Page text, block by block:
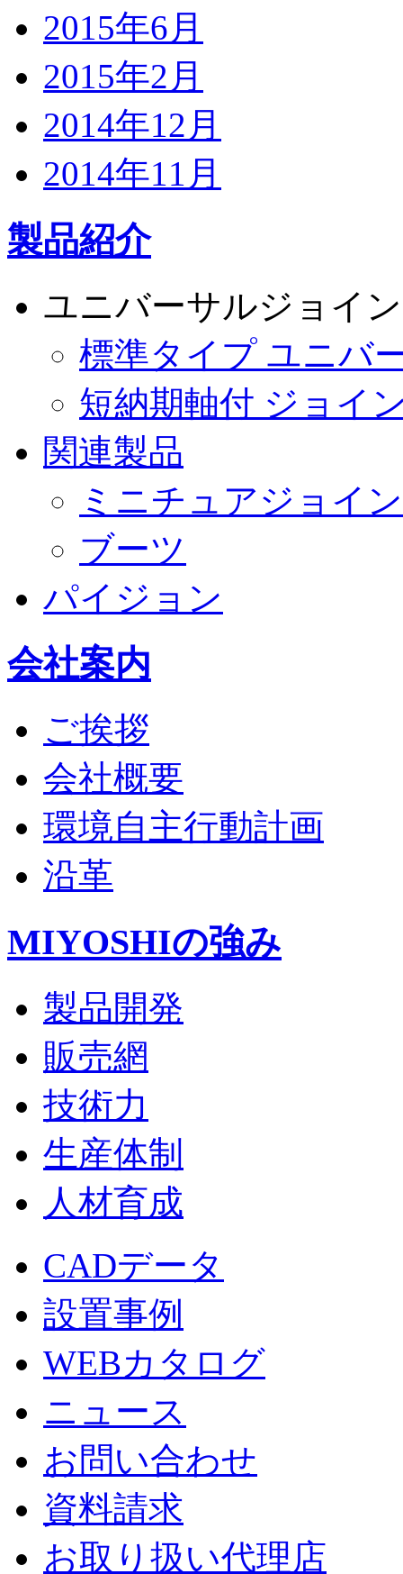
2015年6月
2015年2月
2014年12月
2014年11月
製品紹介
ユニバーサルジョイ
標準タイプ ユニバ
短納期軸付 ジョイ
関連製品
ミニチュアジョイ
ブーツ
パイジョン
会社案内
ご挨拶
会社概要
環境自主行動計画
沿革
MIYOSHIの強み
製品開発
販売網
技術力
生産体制
人材育成
CADデータ
設置事例
WEBカタログ
ニュース
お問い合わせ
資料請求
お取り扱い代理店